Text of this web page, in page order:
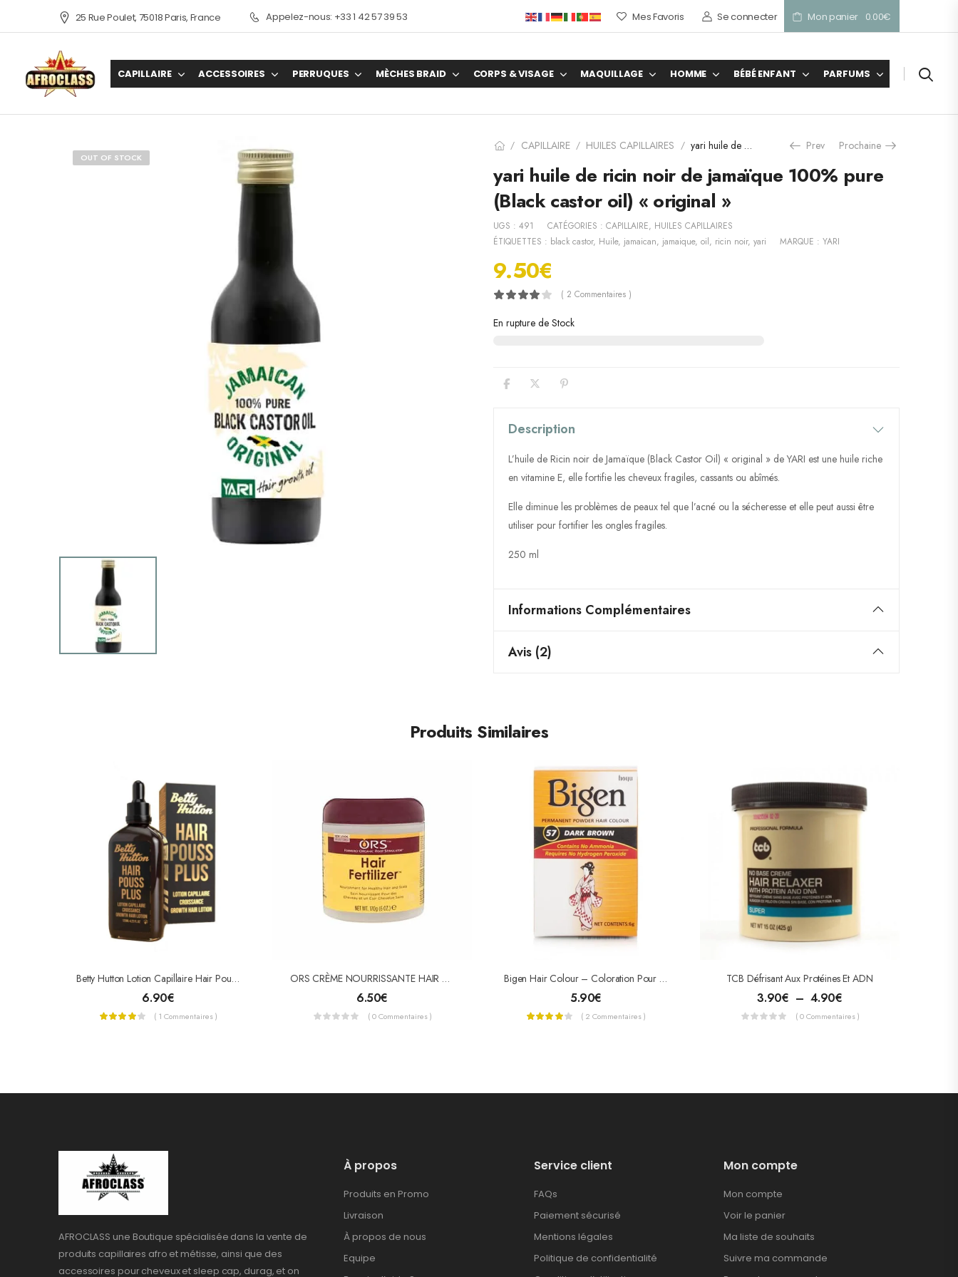
25 Rue Poulet, 75018 Paris, France Appelez-nous: +33 1 42 57 39 53 Mes Favoris Se connecter Mon panier 0.00€
CAPILLAIRE ACCESSOIRES PERRUQUES MÈCHES BRAID CORPS & VISAGE MAQUILLAGE HOMME BÉBÉ ENFANT PARFUMS
OUT OF STOCK
/ CAPILLAIRE / HUILES CAPILLAIRES / yari huile de ricin noir de jamaïque 100% pure (Black castor oil) « original » Prev Prochaine
yari huile de ricin noir de jamaïque 100% pure
(Black castor oil) « original »
UGS : 491 CATÉGORIES : CAPILLAIRE, HUILES CAPILLAIRES
ÉTIQUETTES : black castor, Huile, jamaican, jamaique, oil, ricin noir, yari MARQUE : YARI
9.50€
( 2 Commentaires )
En rupture de Stock
Description
L’huile de Ricin noir de Jamaïque (Black Castor Oil) « original » de YARI est une huile riche
en vitamine E, elle fortifie les cheveux fragiles, cassants ou abîmés.
Elle diminue les problèmes de peaux tel que l’acné ou la sécheresse et elle peut aussi être
utiliser pour fortifier les ongles fragiles.
250 ml
Informations Complémentaires
Avis (2)
Produits Similaires
Betty Hutton Lotion Capillaire Hair Pouss Plus 100ml
6.90€
( 1 Commentaires )
ORS CRÈME NOURRISSANTE HAIR FERTILIZER
6.50€
( 0 Commentaires )
Bigen Hair Colour – Coloration Pour Cheveux
5.90€
( 2 Commentaires )
TCB Défrisant Aux Protéines Et ADN
3.90€ – 4.90€
( 0 Commentaires )
AFROCLASS une Boutique spécialisée dans la vente de
produits capillaires afro et métisse, ainsi que des
accessoires pour cheveux et sleep cap, durag, et on
À propos
Produits en Promo
Livraison
À propos de nous
Equipe
Service client
FAQs
Paiement sécurisé
Mentions légales
Politique de confidentialité
Mon compte
Mon compte
Voir le panier
Ma liste de souhaits
Suivre ma commande